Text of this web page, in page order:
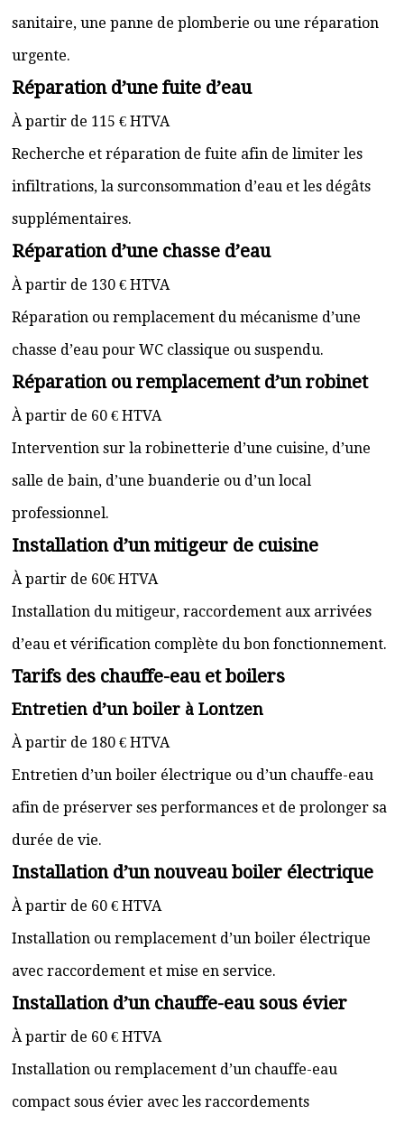
sanitaire, une panne de plomberie ou une réparation
urgente.
Réparation d’une fuite d’eau
À partir de 115 € HTVA
Recherche et réparation de fuite afin de limiter les
infiltrations, la surconsommation d’eau et les dégâts
supplémentaires.
Réparation d’une chasse d’eau
À partir de 130 € HTVA
Réparation ou remplacement du mécanisme d’une
chasse d’eau pour WC classique ou suspendu.
Réparation ou remplacement d’un robinet
À partir de 60 € HTVA
Intervention sur la robinetterie d’une cuisine, d’une
salle de bain, d’une buanderie ou d’un local
professionnel.
Installation d’un mitigeur de cuisine
À partir de 60€ HTVA
Installation du mitigeur, raccordement aux arrivées
d’eau et vérification complète du bon fonctionnement.
Tarifs des chauffe-eau et boilers
Entretien d’un boiler à Lontzen
À partir de 180 € HTVA
Entretien d’un boiler électrique ou d’un chauffe-eau
afin de préserver ses performances et de prolonger sa
durée de vie.
Installation d’un nouveau boiler électrique
À partir de 60 € HTVA
Installation ou remplacement d’un boiler électrique
avec raccordement et mise en service.
Installation d’un chauffe-eau sous évier
À partir de 60 € HTVA
Installation ou remplacement d’un chauffe-eau
compact sous évier avec les raccordements